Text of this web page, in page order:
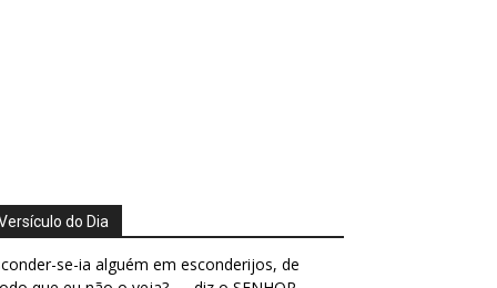
do Dia
se-ia alguém em esconderijos, de